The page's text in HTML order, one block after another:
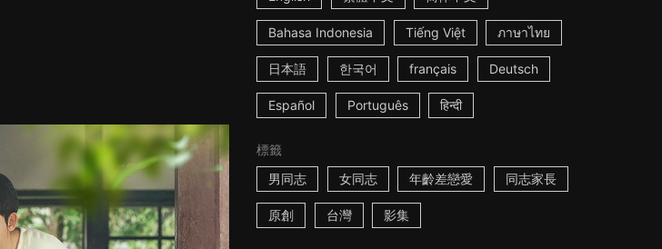
Bahasa Indonesia Tiếng Việt ภาษาไทย
日本語 한국어 français Deutsch
Español Português हिन्दी
標籤
男同志
女同志 年齡差戀愛 同志家長
原創 台灣 影集